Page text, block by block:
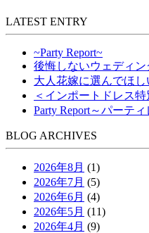
LATEST ENTRY
~Party Report~
後悔しないウェディ
大人花嫁に選んでほ
＜インポートドレス
Party Report～パーテ
BLOG ARCHIVES
2026年8月 (1)
2026年7月 (5)
2026年6月 (4)
2026年5月 (11)
2026年4月 (9)